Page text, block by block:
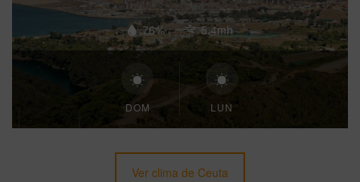
76% 5.4mh
DOM LUN
Ver clima de Ceuta